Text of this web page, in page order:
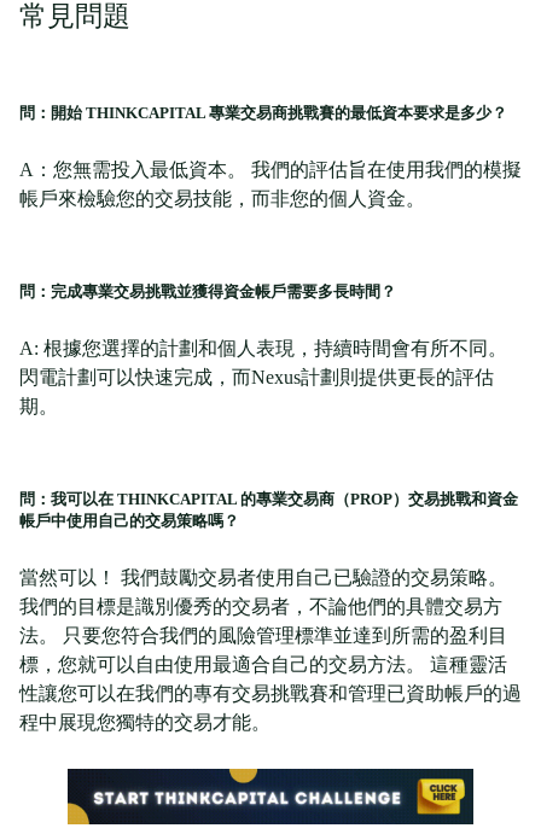
常見問題
問：開始 THINKCAPITAL 專業交易商挑戰賽的最低資本要求是多少？
A：您無需投入最低資本。 我們的評估旨在使用我們的模擬
帳戶來檢驗您的交易技能，而非您的個人資金。
問：完成專業交易挑戰並獲得資金帳戶需要多長時間？
A: 根據您選擇的計劃和個人表現，持續時間會有所不同。
閃電計劃可以快速完成，而Nexus計劃則提供更長的評估
期。
問：我可以在 THINKCAPITAL 的專業交易商（PROP）交易挑戰和資金
帳戶中使用自己的交易策略嗎？
當然可以！ 我們鼓勵交易者使用自己已驗證的交易策略。
我們的目標是識別優秀的交易者，不論他們的具體交易方
法。 只要您符合我們的風險管理標準並達到所需的盈利目
標，您就可以自由使用最適合自己的交易方法。 這種靈活
性讓您可以在我們的專有交易挑戰賽和管理已資助帳戶的過
程中展現您獨特的交易才能。